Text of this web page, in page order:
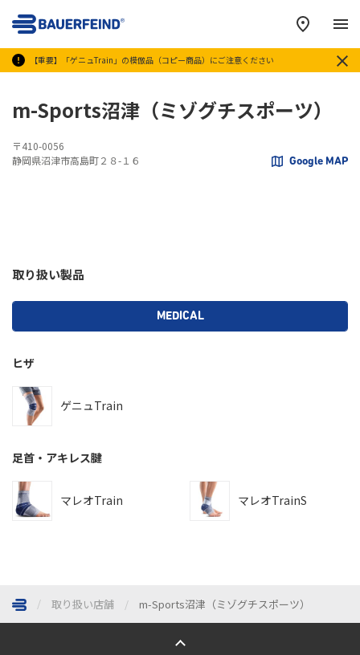
【重要】「ゲニュTrain」の模倣品（コピー商品）にご注意ください
メ
m-Sports沼津（ミゾグチスポーツ）
〒410-0056
静岡県沼津市高島町２８-１６
Google MAP
取り扱い製品
MEDICAL
ヒザ
ゲニュTrain
足首・アキレス腱
マレオTrain マレオTrainS
取り扱い店舗 m-Sports沼津（ミゾグチスポーツ）
ページトップへ